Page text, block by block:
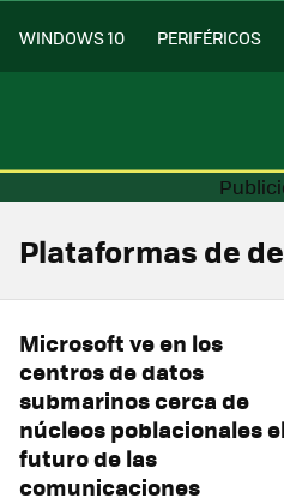
WINDOWS 10 PERIFÉRICOS
Plataformas de
Microsoft ve en los
centros de datos
submarinos cerca de
núcleos poblacionales
futuro de las
comunicaciones